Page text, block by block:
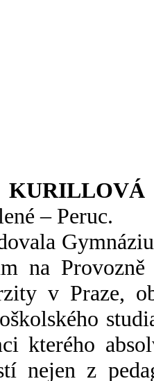
– Peruc.
na
v Praze,
kterého
nejen z